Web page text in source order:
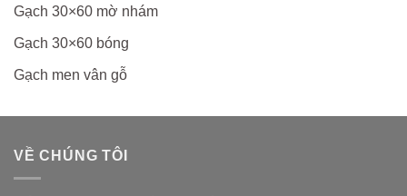
Gạch 30×60 mờ nhám
Gạch 30×60 bóng
Gạch men vân gỗ
VỀ CHÚNG TÔI